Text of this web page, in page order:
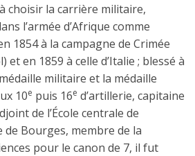
choisir la carrière militaire,
l’armée d’Afrique comme
1854 à la campagne de Crimée
et en 1859 à celle d’Italie ; blessé à
militaire et la médaille
10e puis 16e d’artillerie, capitaine
de l’École centrale de
Bourges, membre de la
pour le canon de 7, il fut